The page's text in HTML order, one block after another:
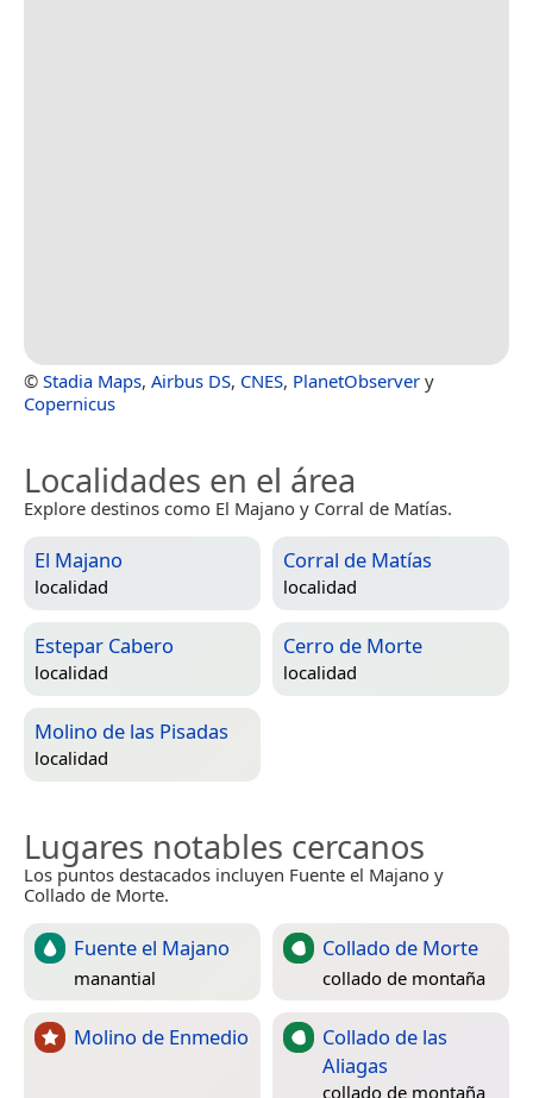
© Stadia Maps, Airbus DS, CNES, PlanetObserver y
Copernicus
Localidades en el área
Explore destinos como El Majano y Corral de Matías.
El Majano
localidad
Corral de Matías
localidad
Estepar Cabero
localidad
Cerro de Morte
localidad
Molino de las Pisadas
localidad
Lugares notables cercanos
Los puntos destacados incluyen Fuente el Majano y
Collado de Morte.
Fuente el Majano
manantial
Collado de Morte
collado de montaña
Molino de Enmedio
Collado de las
Aliagas
collado de montaña